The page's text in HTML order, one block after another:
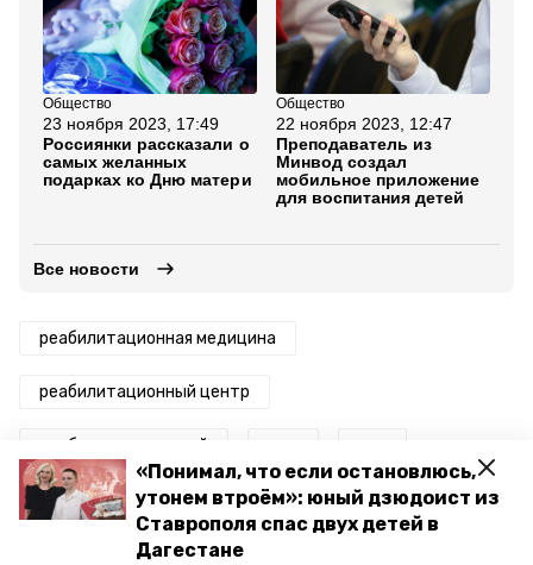
«Понимал, что если остановлюсь,
утонем втроём»: юный дзюдоист из
Ставрополя спас двух детей в
Дагестане
Общество
23 ноября 2023, 17:49
Россиянки рассказали о
самых желанных
подарках ко Дню матери
Общество
22 ноября 2023, 12:47
Преподаватель из
Минвод создал
мобильное приложение
для воспитания детей
Все новости
реабилитационная медицина
реабилитационный центр
реабилитация детей
ставрополь день матери пятигорск
губернатор владимир владимиров